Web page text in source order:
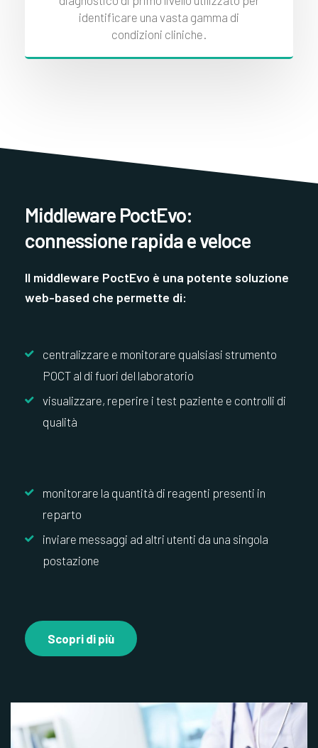
identificare una vasta gamma di
condizioni cliniche.
Middleware PoctEvo:
connessione rapida e veloce
Il middleware PoctEvo è una potente soluzione
web-based che permette di:
centralizzare e monitorare qualsiasi strumento
POCT al di fuori del laboratorio
visualizzare, reperire i test paziente e controlli di
qualità
monitorare la quantità di reagenti presenti in
reparto
inviare messaggi ad altri utenti da una singola
postazione
Scopri di più